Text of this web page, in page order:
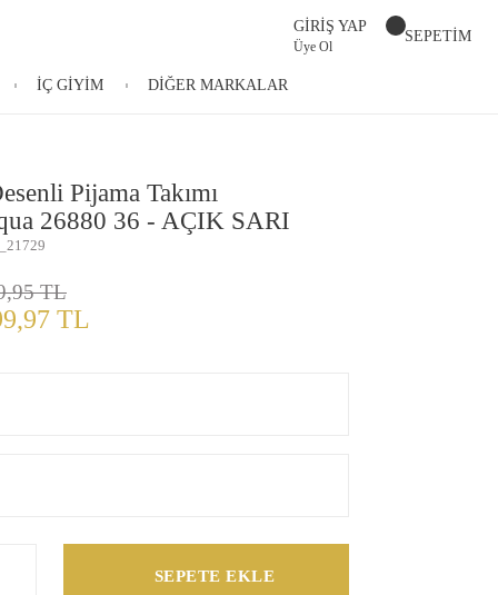
GİRİŞ YAP
Üye Ol
SEPETİM
İÇ GİYİM DİĞER MARKALAR
Pijama Takımı
26880 36 - AÇIK SARI
TL
TL
SEPETE EKLE